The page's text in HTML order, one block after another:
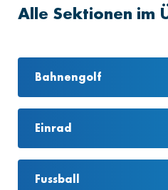
Alle Sektionen im
Bahnengolf
Einrad
Fussball